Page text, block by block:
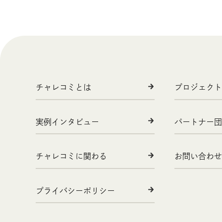
チャレコミとは プロジェクト
実例インタビュー パートナー
チャレコミに関わる お問い合わせ
プライバシーポリシー